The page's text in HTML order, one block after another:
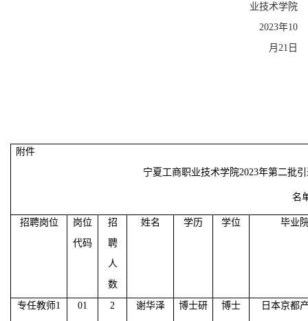
业技术学院
2023年10
月 21 日
附件
宁夏工商职业技术学院2023年第二批
名
招聘岗位
岗位
代码
招
聘
人
数
姓名 学历 学位 毕业
专任教师1 01 2 谢华泽
博士研
博士 日本京都